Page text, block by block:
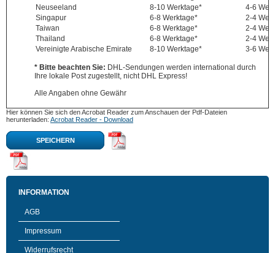
Neuseeland
8-10 Werktage*
4-6
Singapur
6-8 Werktage*
2-4
Taiwan
6-8 Werktage*
2-4
Thailand
6-8 Werktage*
2-4
Vereinigte Arabische Emirate
8-10 Werktage* 3-6
* Bitte beachten Sie: DHL-Sendungen werden international durch
Ihre lokale Post zugestellt, nicht DHL Express!
Alle Angaben ohne Gewähr
Hier können Sie sich den Acrobat Reader zum Anschauen der Pdf-Dateien
herunterladen: Acrobat Reader - Download
SPEICHERN
INFORMATION
AGB
Impressum
Widerrufsrecht